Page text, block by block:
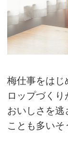
梅仕事をはじ
ロップづく
おいしさを
ことも多いそ